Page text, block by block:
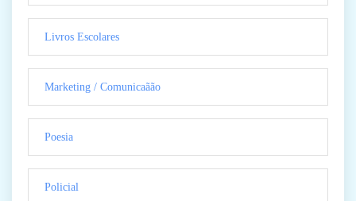
Livros Escolares
Marketing / Comunicaãão
Poesia
Policial